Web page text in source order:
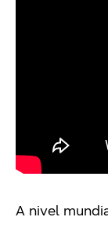
A nivel